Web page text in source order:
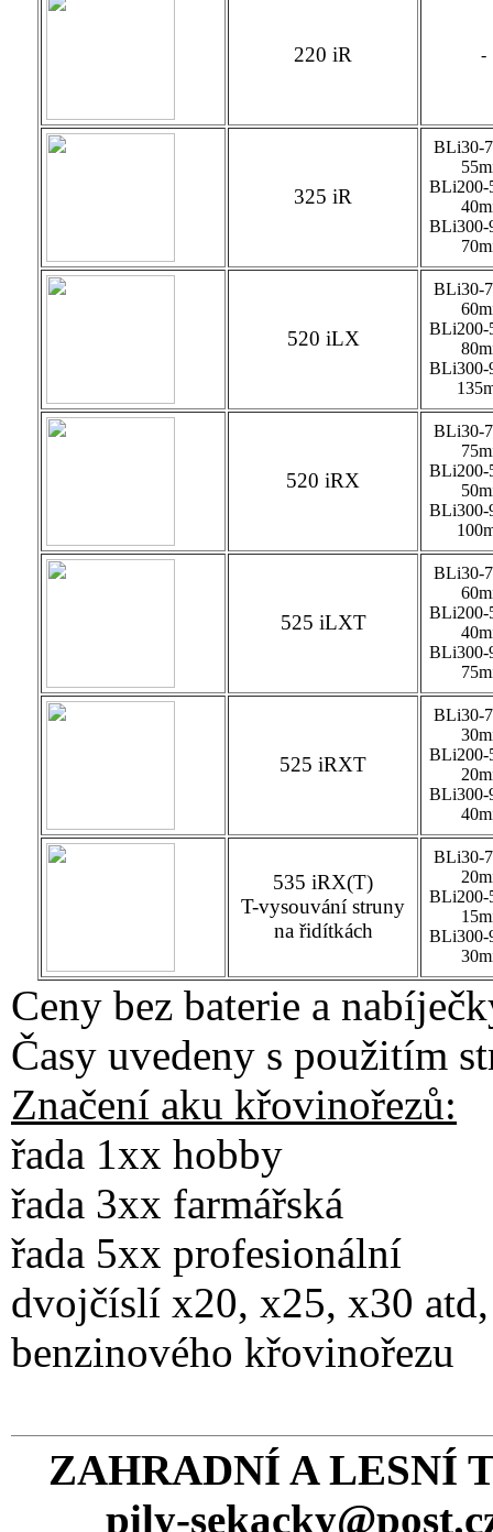
220 iR -
325 iR
BLi30-
BLi200-
BLi300-
520 iLX
BLi30-
BLi200-
BLi300-
520 iRX
BLi30-
BLi200-
BLi300-
525 iLXT
BLi30-
BLi200-
BLi300-
525 iRXT
BLi30-
BLi200-
BLi300-
535 iRX(T)
T-vysouvání struny
na řidítkách
BLi30-
BLi200-
BLi300-
Ceny bez baterie a
Časy uvedeny s použitím
Značení aku křovinořezů:
řada 1xx hobby
řada 3xx farmářská
řada 5xx profesionální
dvojčíslí x20, x25, x30
benzinového křovinořezu
ZAHRADNÍ A LESNÍ
pily-